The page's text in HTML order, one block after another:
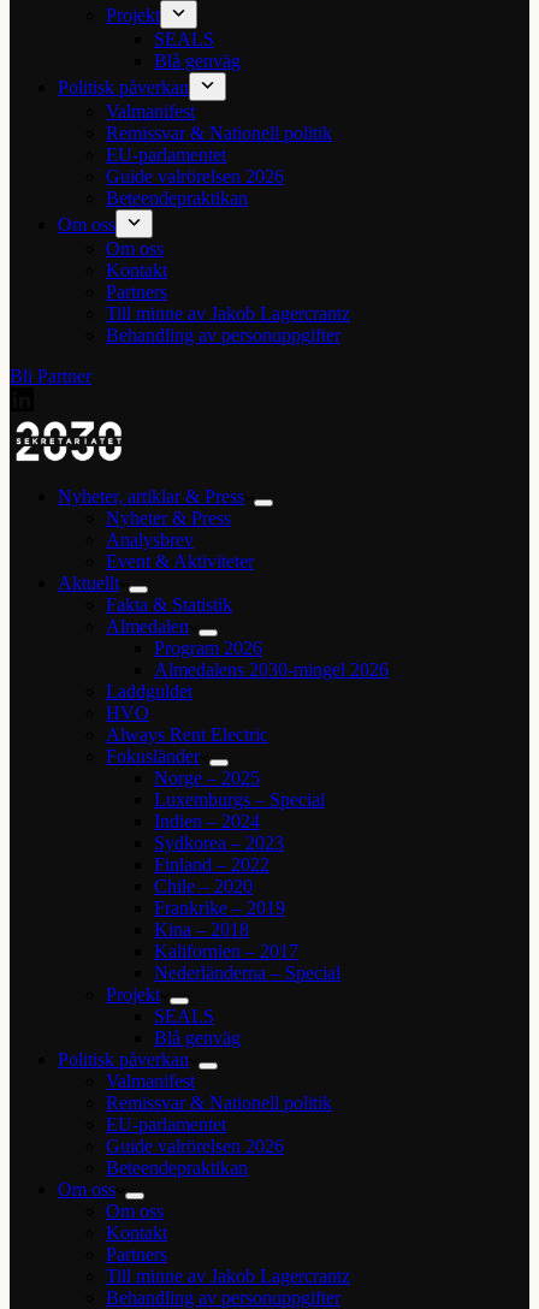
Projekt
SEALS
Blå genväg
Politisk påverkan
Valmanifest
Remissvar & Nationell politik
EU-parlamentet
Guide valrörelsen 2026
Beteendepraktikan
Om oss
Om oss
Kontakt
Partners
Till minne av Jakob Lagercrantz
Behandling av personuppgifter
Bli Partner
Nyheter, artiklar & Press
Nyheter & Press
Analysbrev
Event & Aktiviteter
Aktuellt
Fakta & Statistik
Almedalen
Program 2026
Almedalens 2030-mingel 2026
Laddguldet
HVO
Always Rent Electric
Fokusländer
Norge – 2025
Luxemburgs – Special
Indien – 2024
Sydkorea – 2023
Finland – 2022
Chile – 2020
Frankrike – 2019
Kina – 2018
Kalifornien – 2017
Nederländerna – Special
Projekt
SEALS
Blå genväg
Politisk påverkan
Valmanifest
Remissvar & Nationell politik
EU-parlamentet
Guide valrörelsen 2026
Beteendepraktikan
Om oss
Om oss
Kontakt
Partners
Till minne av Jakob Lagercrantz
Behandling av personuppgifter